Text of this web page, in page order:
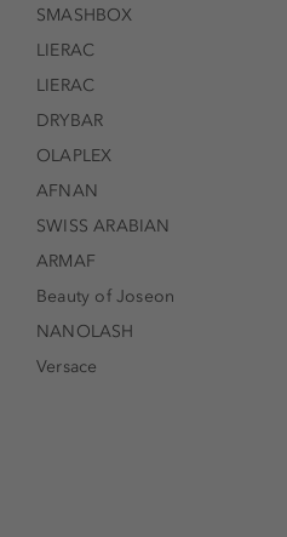
SMASHBOX
LIERAC
LIERAC
DRYBAR
OLAPLEX
AFNAN
SWISS ARABIAN
ARMAF
Beauty of Joseon
NANOLASH
Versace